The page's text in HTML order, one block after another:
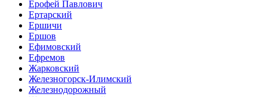
Ерофей Павлович
Ертарский
Ершичи
Ершов
Ефимовский
Ефремов
Жарковский
Железногорск-Илимский
Железнодорожный